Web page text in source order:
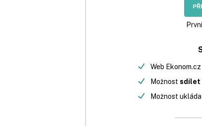
Web Ekonom.cz
Možnost sdílet
Možnost